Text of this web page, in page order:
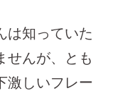
は知っていた
せんが、とも
激しいフレー